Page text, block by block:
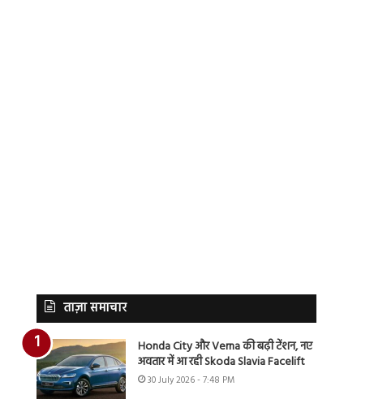
ताज़ा समाचार
Honda City और Verna की बढ़ी टेंशन, नए
अवतार में आ रही Skoda Slavia Facelift
30 July 2026 - 7:48 PM